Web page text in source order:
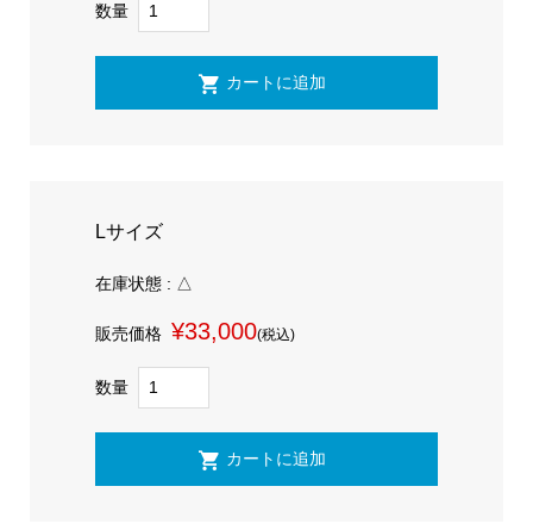
数量
Lサイズ
在庫状態 : △
販売価格 ¥33,000(税込)
数量